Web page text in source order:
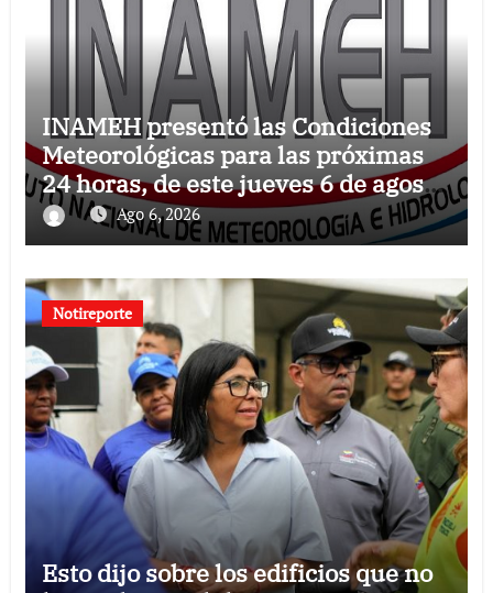
INAMEH presentó las Condiciones
Meteorológicas para las próximas
24 horas, de este jueves 6 de agosto
2026
Ago 6, 2026
Notireporte
Esto dijo sobre los edificios que no